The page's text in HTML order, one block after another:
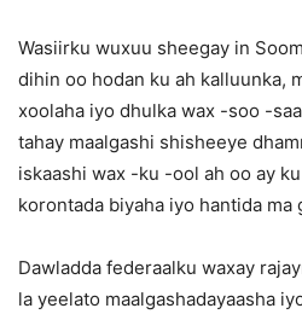
Wasiirku wuxuu sheegay in
dihin oo hodan ku ah kalluunka,
xoolaha iyo dhulka wax -soo -
tahay maalgashi shisheeye
iskaashi wax -ku -ool ah oo ay
korontada biyaha iyo hantida ma
Dawladda federaalku waxay
la yeelato maalgashadayaasha